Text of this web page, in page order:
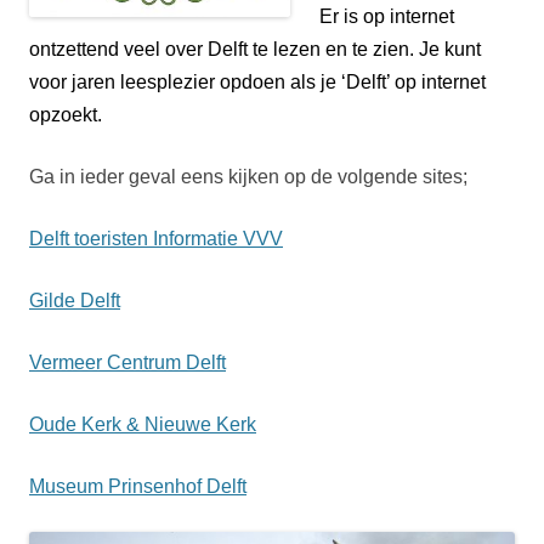
Er is op internet
ontzettend veel over Delft te lezen en te zien. Je kunt
voor jaren leesplezier opdoen als je ‘Delft’ op internet
opzoekt.
Ga in ieder geval eens kijken op de volgende sites;
Delft toeristen Informatie VVV
Gilde Delft
Vermeer Centrum Delft
Oude Kerk & Nieuwe Kerk
Museum Prinsenhof Delft